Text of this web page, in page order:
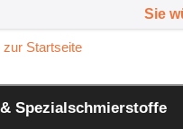
Sie
Spezialschmierstoffe